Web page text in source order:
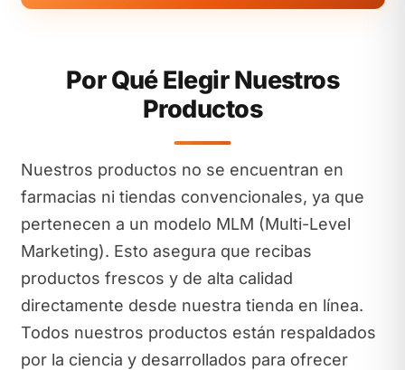
Por Qué Elegir Nuestros
Productos
Nuestros productos no se encuentran en
farmacias ni tiendas convencionales, ya que
pertenecen a un modelo MLM (Multi-Level
Marketing). Esto asegura que recibas
productos frescos y de alta calidad
directamente desde nuestra tienda en línea.
Todos nuestros productos están respaldados
por la ciencia y desarrollados para ofrecer